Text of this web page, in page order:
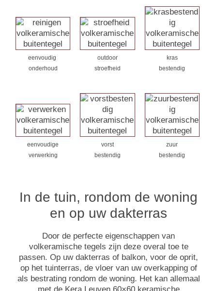
eenvoudig
onderhoud
outdoor
stroefheid
kras
bestendig
eenvoudige
verwerking
vorst
bestendig
zuur
bestendig
In de tuin, rondom de woning
en op uw dakterras
Door de perfecte eigenschappen van
volkeramische tegels zijn deze overal toe te
passen. Op uw dakterras of balkon, voor de oprit,
op het tuinterras, de vloer van uw overkapping of
als bestrating rondom de woning. Het kan allemaal
met de Kera Leuven 60×60 keramische